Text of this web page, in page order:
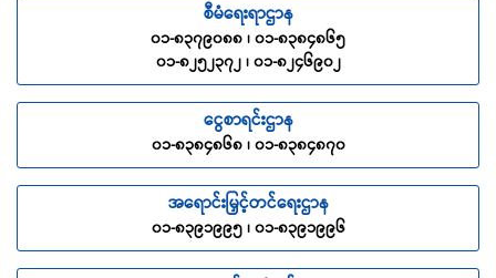
စီမံရေးရာဌာန
၀၁-၈၃၇၉၀၈၈ ၊ ၀၁-၈၃၈၄၈၆၅
၀၁-၈၂၅၂၃၇၂ ၊ ၀၁-၈၂၄၆၉၀၂
ငွေစာရင်းဌာန
၀၁-၈၃၈၄၈၆၈ ၊ ၀၁-၈၃၈၄၈၇၀
အရောင်းမြှင့်တင်ရေးဌာန
၀၁-၈၃၉၁၉၉၅ ၊ ၀၁-၈၃၉၁၉၉၆